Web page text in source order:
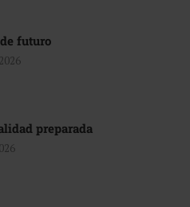
futuro
preparada